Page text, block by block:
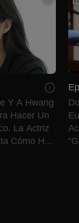
Y A Hwang
Hacer Un
La Actriz
Cómo Ha